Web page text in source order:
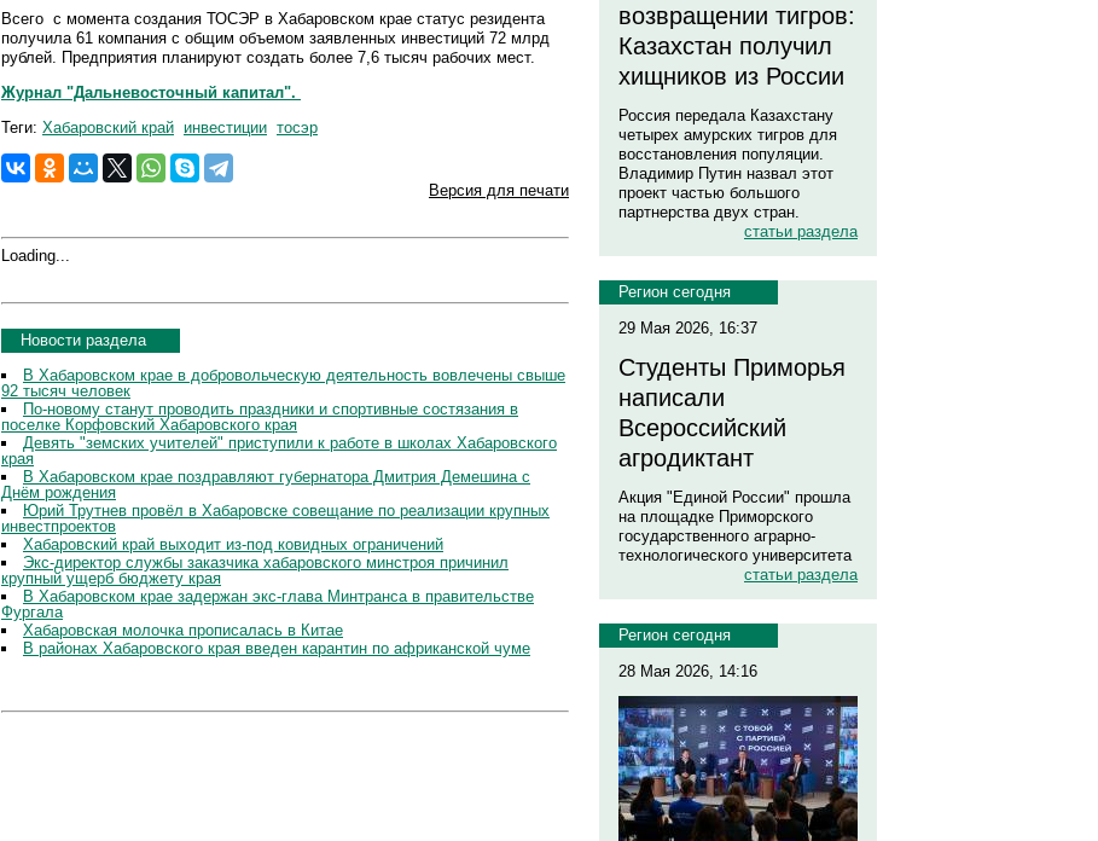
Всего с момента создания ТОСЭР в Хабаровском крае статус резидента
получила 61 компания с общим объемом заявленных инвестиций 72 млрд
рублей. Предприятия планируют создать более 7,6 тысяч рабочих мест.
Журнал "Дальневосточный капитал".
Теги: Хабаровский край инвестиции тосэр
Версия для печати
Loading...
Новости раздела
В Хабаровском крае в добровольческую деятельность вовлечены свыше
92 тысяч человек
По-новому станут проводить праздники и спортивные состязания в
поселке Корфовский Хабаровского края
Девять "земских учителей" приступили к работе в школах Хабаровского
края
В Хабаровском крае поздравляют губернатора Дмитрия Демешина с
Днём рождения
Юрий Трутнев провёл в Хабаровске совещание по реализации крупных
инвестпроектов
Хабаровский край выходит из-под ковидных ограничений
Экс-директор службы заказчика хабаровского минстроя причинил
крупный ущерб бюджету края
В Хабаровском крае задержан экс-глава Минтранса в правительстве
Фургала
Хабаровская молочка прописалась в Китае
В районах Хабаровского края введен карантин по африканской чуме
возвращении тигров:
Казахстан получил
хищников из России
Россия передала Казахстану
четырех амурских тигров для
восстановления популяции.
Владимир Путин назвал этот
проект частью большого
партнерства двух стран.
статьи раздела
Регион сегодня
29 Мая 2026, 16:37
Студенты Приморья
написали
Всероссийский
агродиктант
Акция "Единой России" прошла
на площадке Приморского
государственного аграрно-
технологического университета
статьи раздела
Регион сегодня
28 Мая 2026, 14:16